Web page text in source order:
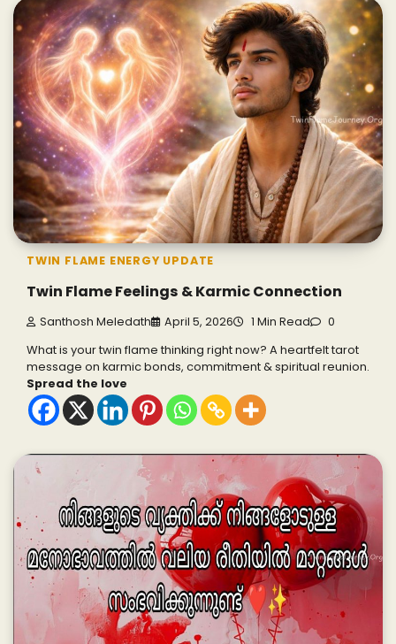
TWIN FLAME ENERGY UPDATE
Twin Flame Feelings & Karmic Connection
Santhosh Meledath April 5, 2026 1 Min Read 0
What is your twin flame thinking right now? A heartfelt tarot
message on karmic bonds, commitment & spiritual reunion.
Spread the love